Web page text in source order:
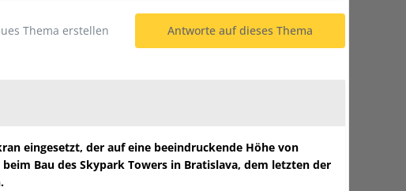
Antworte auf dieses Thema
Thema erstellen
eingesetzt, der auf eine beeindruckende Höhe von
Bau des Skypark Towers in Bratislava, dem letzten der